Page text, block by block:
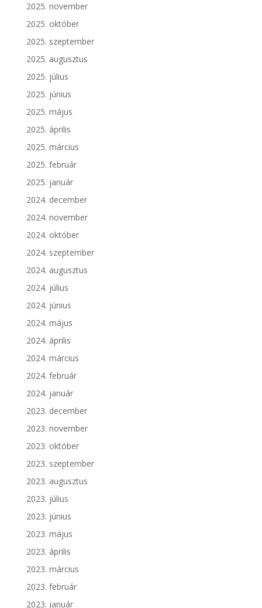
2025. november
2025. október
2025. szeptember
2025. augusztus
2025. július
2025. június
2025. május
2025. április
2025. március
2025. február
2025. január
2024. december
2024. november
2024. október
2024. szeptember
2024. augusztus
2024. július
2024. június
2024. május
2024. április
2024. március
2024. február
2024. január
2023. december
2023. november
2023. október
2023. szeptember
2023. augusztus
2023. július
2023. június
2023. május
2023. április
2023. március
2023. február
2023. január